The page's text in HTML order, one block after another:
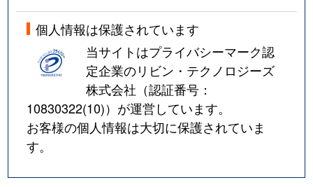
個人情報は保護されています
当サイトはプライバシーマーク認
定企業のリビン・テクノロジーズ
株式会社（認証番号：
10830322(10)）が運営しています。
お客様の個人情報は大切に保護されていま
す。